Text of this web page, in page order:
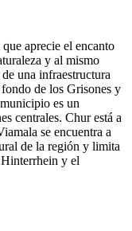
aprecie el encanto
y al mismo
una infraestructura
de los Grisones y
es un
centrales. Chur está a
se encuentra a
de la región y limita
y el